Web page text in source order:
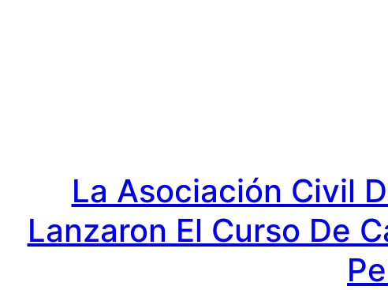
La Asociación Civil
Lanzaron El Curso De